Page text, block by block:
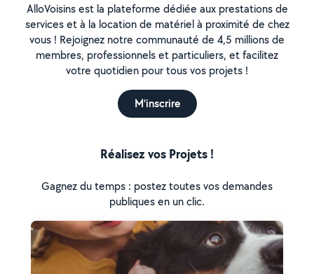
AlloVoisins est la plateforme dédiée aux prestations de
services et à la location de matériel à proximité de chez
vous ! Rejoignez notre communauté de 4,5 millions de
membres, professionnels et particuliers, et facilitez
votre quotidien pour tous vos projets !
M'inscrire
Réalisez vos Projets !
Gagnez du temps : postez toutes vos demandes
publiques en un clic.